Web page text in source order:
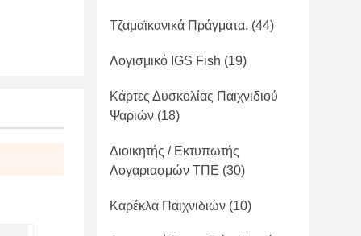
Τζαμαϊκανικά Πράγματα. (44)
Λογισμικό IGS Fish (19)
Κάρτες Δυσκολίας Παιχνιδιού
Ψαριών (18)
Διοικητής / Εκτυπωτής
Λογαριασμών ΤΠΕ (30)
Καρέκλα Παιχνιδιών (10)